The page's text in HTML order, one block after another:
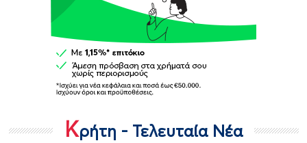
Κρήτη - Τελευταία Νέα